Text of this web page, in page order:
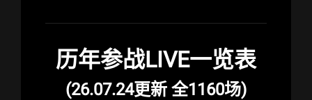
历年参战LIVE一览表
(26.07.24更新 全1160场)